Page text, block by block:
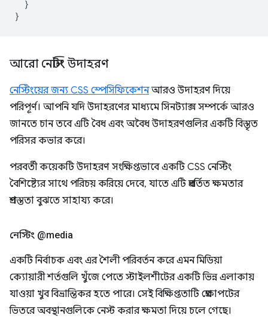
}
}
আরো নেস্টিং উদাহরণ
নেস্টিংয়ের জন্য CSS স্পেসিফিকেশনআরও উদাহরণ দিয়ে
পরিপূর্ণ। আপনি যদি উদাহরণের মাধ্যমে সিনট্যাক্স সম্পর্কে আরও
জানতে চান তবে এটি বৈধ এবং অবৈধ উদাহরণগুলির একটি বিস্তৃত
পরিসর কভার করে।
পরবর্তী কয়েকটি উদাহরণ সংক্ষিপ্তভাবে একটি CSS নেস্টিং
বৈশিষ্ট্যের সাথে পরিচয় করিয়ে দেবে, যাতে এটি প্রবর্তিত ক্ষমতার
প্রশস্ততা বুঝতে সাহায্য করে।
নেস্টিং @media
একটি নির্বাচক এবং এর শৈলী পরিবর্তন করে এমন মিডিয়া
ক্যোয়ারী শর্তগুলি খুঁজে পেতে স্টাইলশীটের একটি ভিন্ন এলাকায়
যাওয়া খুব বিভ্রান্তিকর হতে পারে। সেই বিক্ষিপ্ততাটি প্রেক্ষাপটের
ভিতরে অবস্থানগুলিকে নেস্ট করার ক্ষমতা দিয়ে চলে গেছে।